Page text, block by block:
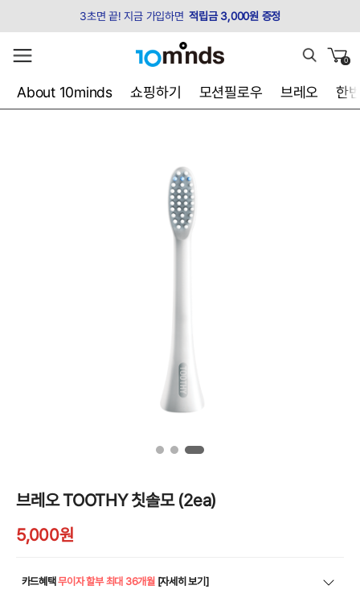
3초면 끝! 지금 가입하면 적립금 3,000원 증정
0
About 10minds 쇼핑하기 모션필로우 브레오 한
브레오 TOOTHY 칫솔모 (2ea)
5,000원
카드혜택무이자 할부 최대 36개월 [자세히 보기]